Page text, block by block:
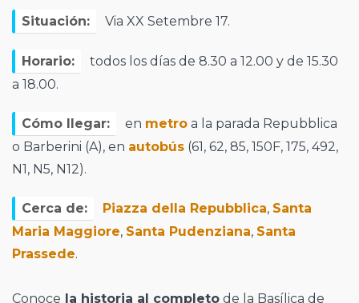
Situación: Via XX Setembre 17.
Horario:
todos los días de 8.30 a 12.00 y de 15.30
a 18.00.
Cómo llegar: en metro a la parada Repubblica
o Barberini (A), en autobús (61, 62, 85, 150F, 175, 492,
N1, N5, N12).
Cerca de: Piazza della Repubblica, Santa
Maria Maggiore, Santa Pudenziana, Santa
Prassede.
Conoce la historia al completo de la Basílica de